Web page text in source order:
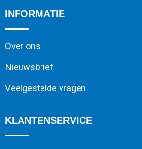
INFORMATIE
Over ons
Nieuwsbrief
Veelgestelde vragen
KLANTENSERVICE